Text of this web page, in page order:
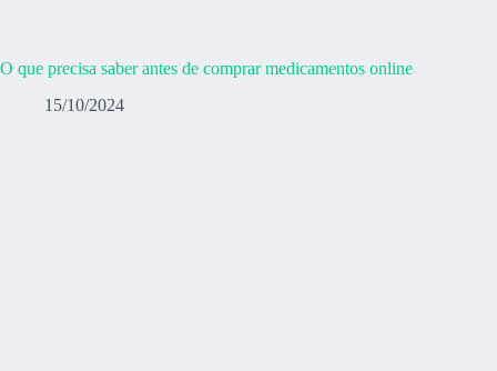
O que precisa saber antes de comprar medicamentos online
15/10/2024